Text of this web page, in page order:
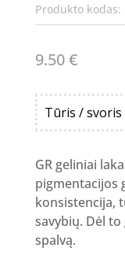
Produkto kodas:
9.50€
Tūris / svoris
GR geliniai
pigmentacijos
konsistencija,
savybių. Dėl
spalvą.